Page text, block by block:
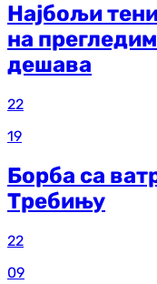
Најбољи
на
дешава
22
19
Борба са
Требињу
22
09